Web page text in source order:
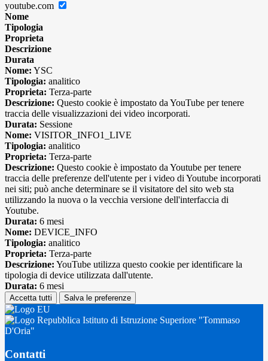
youtube.com
Nome
Tipologia
Proprieta
Descrizione
Durata
Nome: YSC
Tipologia: analitico
Proprieta: Terza-parte
Descrizione: Questo cookie è impostato da YouTube per tenere
traccia delle visualizzazioni dei video incorporati.
Durata: Sessione
Nome: VISITOR_INFO1_LIVE
Tipologia: analitico
Proprieta: Terza-parte
Descrizione: Questo cookie è impostato da Youtube per tenere
traccia delle preferenze dell'utente per i video di Youtube incorporati
nei siti; può anche determinare se il visitatore del sito web sta
utilizzando la nuova o la vecchia versione dell'interfaccia di
Youtube.
Durata: 6 mesi
Nome: DEVICE_INFO
Tipologia: analitico
Proprieta: Terza-parte
Descrizione: YouTube utilizza questo cookie per identificare la
tipologia di device utilizzata dall'utente.
Durata: 6 mesi
Accetta tutti Salva le preferenze
Istituto di Istruzione Superiore "Tommaso
D'Oria"
Contatti